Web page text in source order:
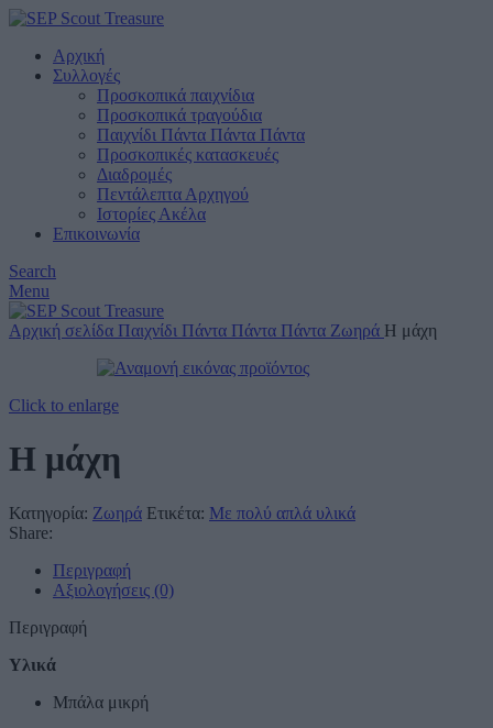
Αρχική
Συλλογές
Προσκοπικά παιχνίδια
Προσκοπικά τραγούδια
Παιχνίδι Πάντα Πάντα Πάντα
Προσκοπικές κατασκευές
Διαδρομές
Πεντάλεπτα Αρχηγού
Ιστορίες Ακέλα
Επικοινωνία
Search
Menu
Αρχική σελίδα Παιχνίδι Πάντα Πάντα Πάντα Ζωηρά Η μάχη
Click to enlarge
Η μάχη
Κατηγορία: Ζωηρά Ετικέτα: Με πολύ απλά υλικά
Share:
Περιγραφή
Αξιολογήσεις (0)
Περιγραφή
Υλικά
Μπάλα μικρή